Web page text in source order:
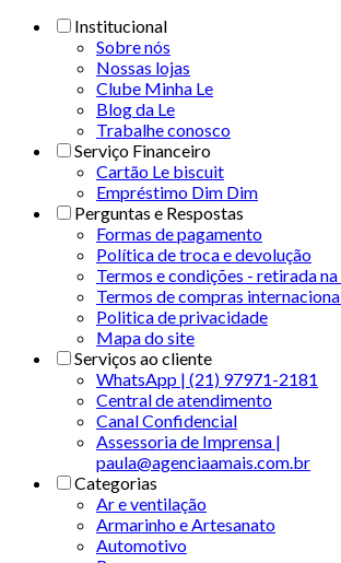
Institucional
Sobre nós
Nossas lojas
Clube Minha Le
Blog da Le
Trabalhe conosco
Serviço Financeiro
Cartão Le biscuit
Empréstimo Dim Dim
Perguntas e Respostas
Formas de pagamento
Política de troca e devolução
Termos e condições - retirada
Termos de compras
Politica de privacidade
Mapa do site
Serviços ao cliente
WhatsApp | (21) 97971-2181
Central de atendimento
Canal Confidencial
Assessoria de Imprensa |
paula@agenciaamais.com.br
Categorias
Ar e ventilação
Armarinho e Artesanato
Automotivo